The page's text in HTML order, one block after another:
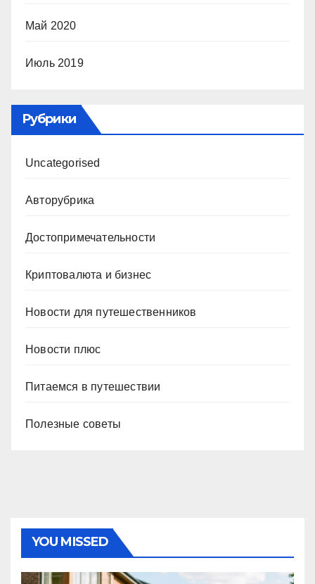
Май 2020
Июль 2019
Рубрики
Uncategorised
Авторубрика
Достопримечательности
Криптовалюта и бизнес
Новости для путешественников
Новости плюс
Питаемся в путешествии
Полезные советы
YOU MISSED